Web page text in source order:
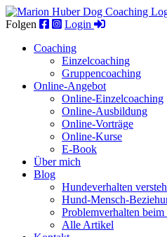
Skip
to
Folgen
Login
Coaching
Einzel­coaching
Gruppen­coaching
Online-Angebot
Online-Einzelcoaching
Online-Ausbildung
Online-Vorträge
Online-Kurse
E-Book
Über mich
Blog
Hundeverhalten
Hund-Mensch-
Problemverhalten
Alle Artikel